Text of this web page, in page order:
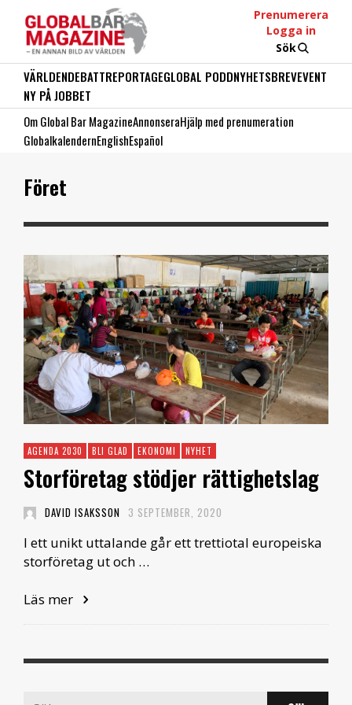
Prenumerera
Logga in
Sök
VÄRLDENDEBATTREPORTAGEGLOBAL PODDNYHETSBREVEVENT
NY PÅ JOBBET
Om Global Bar MagazineAnnonseraHjälp med prenumeration
GlobalkalendernEnglishEspañol
Föret
AGENDA 2030 BLI GLAD EKONOMI NYHET
Storföretag stödjer rättighetslag
DAVID ISAKSSON 3 SEPTEMBER, 2020
I ett unikt uttalande går ett trettiotal europeiska
storföretag ut och …
Läs mer
Search